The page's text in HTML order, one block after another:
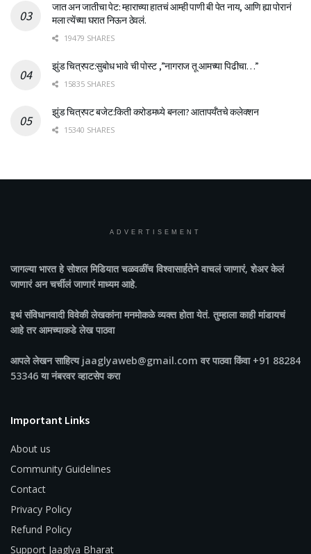
जात अन जातीचा पेट: म्हाराच्या हातचं आम्ही पाणी बी पेत नाय, आणि ह्या पोरानं
मला त्येंच्या घरात निऊन ठेवलं.
19479 SHARES
झुंड चित्रपट:सुबोध भावे ची पोस्ट ,”नागराज तू आमच्या पिढीचा…”
15835 SHARES
झुंड चित्रपट बजेट:किती करोडमध्ये बनला? आतापर्यँतचे कलेक्शन
15340 SHARES
ADVERTISEMENT
जागल्या भारतहे सोशल मिडियात चळवळींच विश्वासार्हतेने वाचलं जाणारं, शेअर केलं
जाणारं अन चर्चीलं जाणारं माध्यम आहे.
इथं संविधानवादी विवेकी लेखकांना मनमोकळे व्यक्त होता येतं. तुम्हाला काही मांडायचं
आहे तर आमच्याकडे लेख पाठवा
आपले लेखन साहित्य jaaglyaweb@gmail.com वर पाठवा किंवा +91 88284
53346 या नंबरवर व्हाटसेप करा
Important Links
About us
Community Guidelines
Contact
Privacy Policy
Refund Policy
Support Jaaglya Bharat